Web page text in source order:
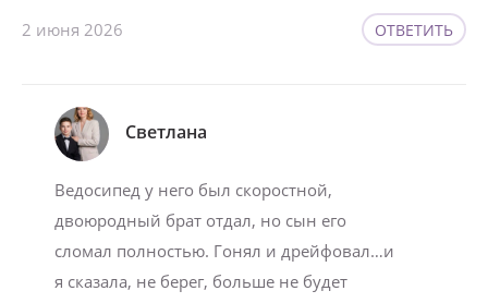
2 июня 2026 ОТВЕТИТЬ
Светлана
Ведосипед у него был скоростной,
двоюродный брат отдал, но сын его
сломал полностью. Гонял и дрейфовал…и
я сказала, не берег, больше не будет